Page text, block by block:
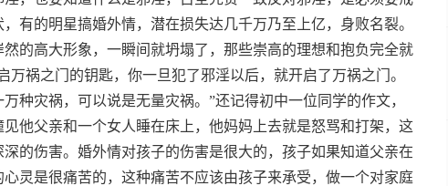
有的明星搞婚外情，潜在损失达几千万乃至上亿，身败名裂。
的高大形象，一瞬间就坍塌了，那些崇高的理想和抱负完全就
万祸之门的钥匙，你一旦犯了邪淫以后，就开启了万祸之门。
种灾祸，可以说是无量灾祸。”还记得初中一位同学的作文，
他父亲和一个女人睡在床上，他妈妈上去就是怒骂和打架，这
的伤害。婚外情对孩子的伤害是很大的，孩子如果知道父亲在
灵是很痛苦的，这种痛苦不应该由孩子来承受，做一个对家庭